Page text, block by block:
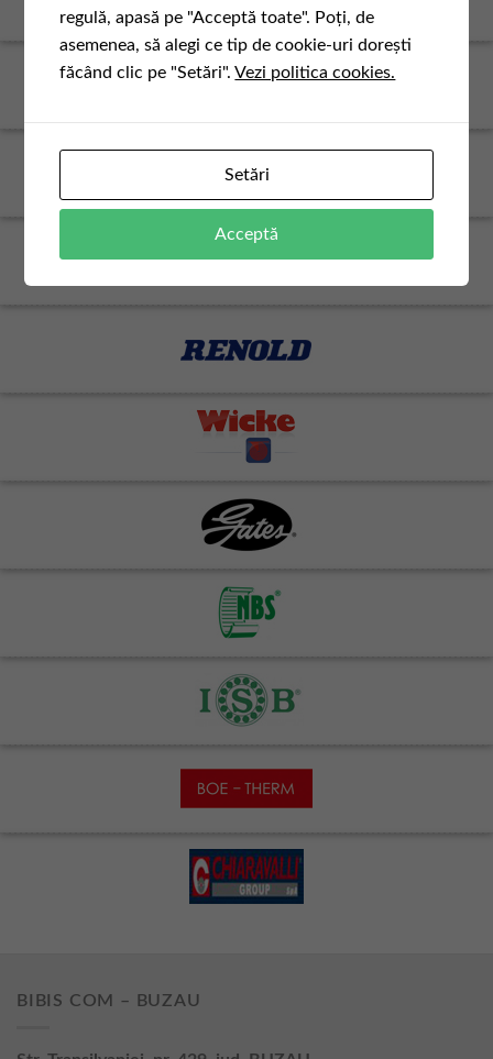
BIBIS COM – BUZAU
regulă, apasă pe "Acceptă toate". Poți, de
asemenea, să alegi ce tip de cookie-uri dorești
făcând clic pe "Setări".Vezi politica cookies.
Setări
Acceptă